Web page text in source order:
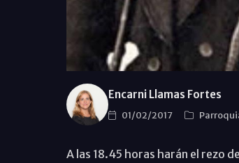
Encarni Llamas Fortes
01/02/2017
A las 18.45 horas harán el rezo